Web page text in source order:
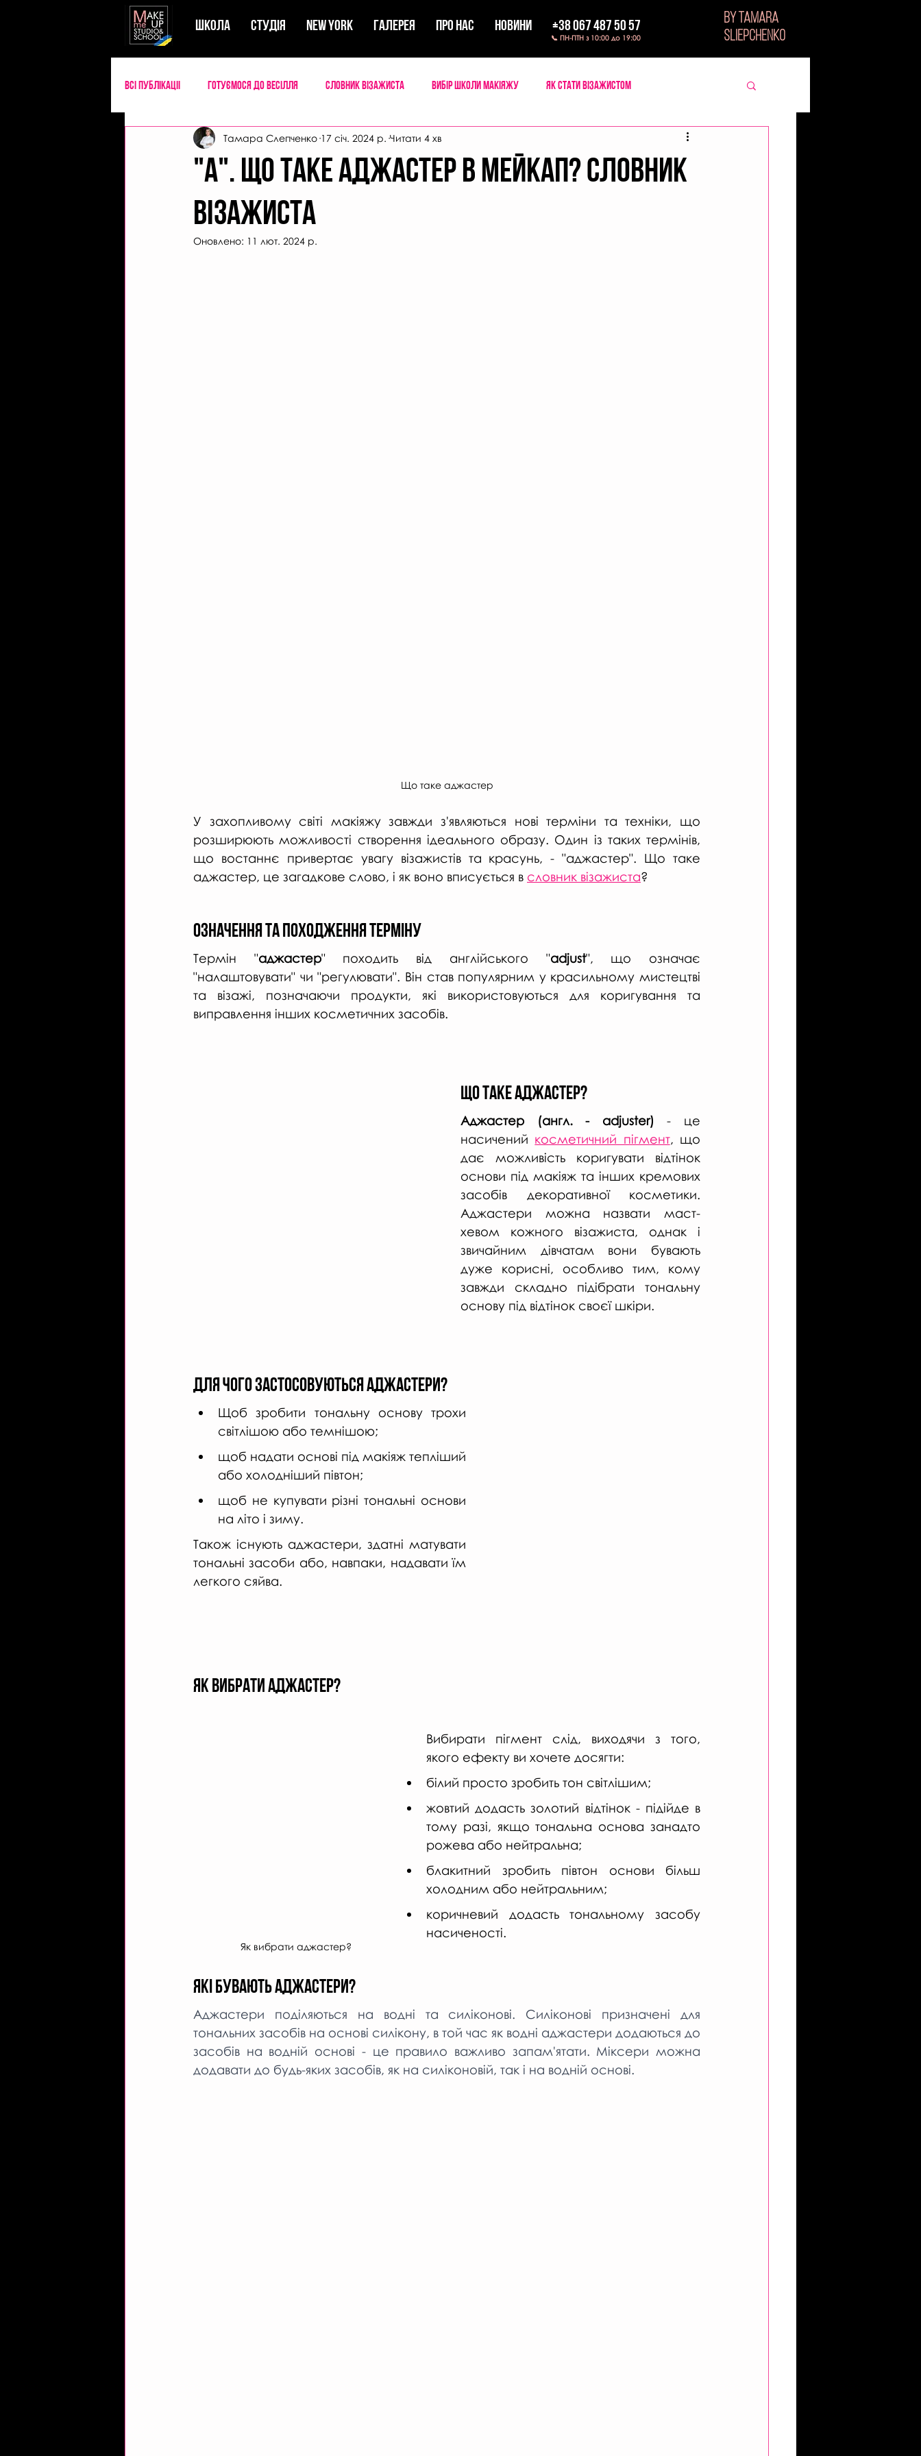
ШКОЛА СТУДIЯ New York ГАЛЕРЕЯ ПРО НАС НОВИНИ +38 067 487 50 57
📞 ПН-ПТН з 10:00 до 19:00
BY TAMARA
SLIEPCHENKO
Всі публікаціі Готуємося до весілля Словник візажиста Вибір школи макіяжу Як стати візажистом
Успішний майстер б'юті Секрети мейкап Мандри візажиста
"А". що таке аджастер в мейкап? Словник
візажиста
Тамара Слепченко 17 січ. 2024 р. Читати 4 хв
Оновлено: 11 лют. 2024 р.
Що таке аджастер
У захопливому світі макіяжу завжди з'являються нові терміни та техніки, що
розширюють можливості створення ідеального образу. Один із таких термінів,
що востаннє привертає увагу візажистів та красунь, - "аджастер". Що таке
аджастер, це загадкове слово, і як воно вписується в словник візажиста?
Означення та Походження Терміну
Термін "аджастер" походить від англійського "adjust", що означає
"налаштовувати" чи "регулювати". Він став популярним у красильному мистецтві
та візажі, позначаючи продукти, які використовуються для коригування та
виправлення інших косметичних засобів.
Що таке аджастер?
Аджастер (англ. - adjuster) - це
насичений косметичний пігмент, що
дає можливість коригувати відтінок
основи під макіяж та інших кремових
засобів декоративної косметики.
Аджастери можна назвати маст-
хевом кожного візажиста, однак і
звичайним дівчатам вони бувають
дуже корисні, особливо тим, кому
завжди складно підібрати тональну
основу під відтінок своєї шкіри.
Для чого застосовуються аджастери?
Щоб зробити тональну основу трохи
світлішою або темнішою;
щоб надати основі під макіяж тепліший
або холодніший півтон;
щоб не купувати різні тональні основи
на літо і зиму.
Також існують аджастери, здатні матувати
тональні засоби або, навпаки, надавати їм
легкого сяйва.
Як вибрати аджастер?
Як вибрати аджастер?
Вибирати пігмент слід, виходячи з того,
якого ефекту ви хочете досягти:
білий просто зробить тон світлішим;
жовтий додасть золотий відтінок - підійде в
тому разі, якщо тональна основа занадто
рожева або нейтральна;
блакитний зробить півтон основи більш
холодним або нейтральним;
коричневий додасть тональному засобу
насиченості.
Які бувають Аджастери?
Аджастери поділяються на водні та силіконові. Силіконові призначені для
тональних засобів на основі силікону, в той час як водні аджастери додаються до
засобів на водній основі - це правило важливо запам'ятати. Міксери можна
додавати до будь-яких засобів, як на силіконовій, так і на водній основі.